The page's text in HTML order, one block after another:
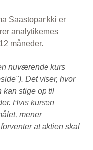
Saastopankki er
analytikernes
måneder.
nuværende kurs
Det viser, hvor
kan stige op til
Hvis kursen
mener
at aktien skal